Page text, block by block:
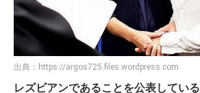
出典： https://argos725.files.wordpress.com
レズビアンであることを公表している